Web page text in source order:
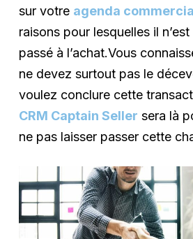
sur votre agenda
raisons pour lesquelles il
passé à l’achat.Vous
ne devez surtout pas le
voulez conclure cette
CRM Captain Seller sera là
ne pas laisser passer cette